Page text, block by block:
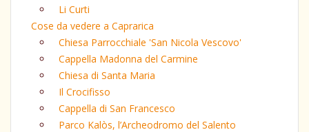
Li Curti
Cose da vedere a Caprarica
Chiesa Parrocchiale 'San Nicola Vescovo'
Cappella Madonna del Carmine
Chiesa di Santa Maria
Il Crocifisso
Cappella di San Francesco
Parco Kalòs, l’Archeodromo del Salento